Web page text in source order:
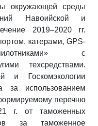
окружающей среды
Навоийской и
2019–2020 гг.
катерами, GPS-
с
техсредствами.
и Госкомэкологии
за использованием
перечню
г. от таможенных
за таможенное